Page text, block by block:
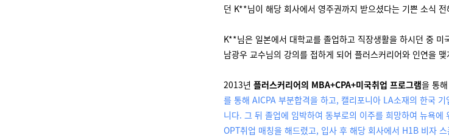
던 K**님이 해당 회사에서 영주권까지 받으셨다는 기쁜 소식 전
K**님은 일본에서 대학교를 졸업하고 직장생활을 하시던 중 미
남광우 교수님의 강의를 접하게 되어 플러스커리어와 인연을
2013년 플러스커리어의 MBA+CPA+미국취업 프로그램을 통
를 통해 AICPA 부분합격을 하고, 캘리포니아 LA소재의 한국
니다. 그 뒤 졸업에 임박하여 동부로의 이주를 희망하여 뉴욕에
OPT취업 매칭을 해드렸고, 입사 후 해당 회사에서 H1B 비자 스